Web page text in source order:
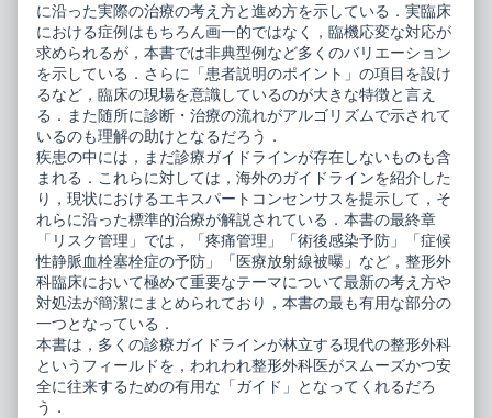
に沿った実際の治療の考え方と進め方を示している．実臨床
における症例はもちろん画一的ではなく，臨機応変な対応が
求められるが，本書では非典型例など多くのバリエーション
を示している．さらに「患者説明のポイント」の項目を設け
るなど，臨床の現場を意識しているのが大きな特徴と言え
る．また随所に診断・治療の流れがアルゴリズムで示されて
いるのも理解の助けとなるだろう．
疾患の中には，まだ診療ガイドラインが存在しないものも含
まれる．これらに対しては，海外のガイドラインを紹介した
り，現状におけるエキスパートコンセンサスを提示して，そ
れらに沿った標準的治療が解説されている．本書の最終章
「リスク管理」では，「疼痛管理」「術後感染予防」「症候
性静脈血栓塞栓症の予防」「医療放射線被曝」など，整形外
科臨床において極めて重要なテーマについて最新の考え方や
対処法が簡潔にまとめられており，本書の最も有用な部分の
一つとなっている．
本書は，多くの診療ガイドラインが林立する現代の整形外科
というフィールドを，われわれ整形外科医がスムーズかつ安
全に往来するための有用な「ガイド」となってくれるだろ
う．